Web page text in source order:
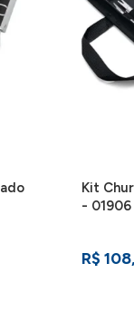
Kit
- 01906
R$